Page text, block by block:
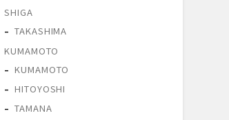
SHIGA
TAKASHIMA
KUMAMOTO
KUMAMOTO
HITOYOSHI
TAMANA